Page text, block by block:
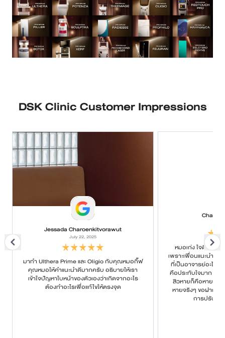
DSK Clinic Customer Impressions
Jessada Charoenkitvorawut
July 22, 2025
มาทำ Ulthera Prime และ Oligio กับคุณหมอกิ๊ฟ
คุณหมอให้คำแนะนำดีมากครับ อธิบายให้เรา
เข้าใจปัญหาใบหน้าของตัวเองว่าเกิดจากอะไร
ต้องทำอะไรเพื่อแก้ไขให้ตรงจุด
หมอเก่ง ใจดี ค่อย
เพราะเพื่อนแนะนำม
ที่เป็นอาจารย์อะไร
คือประทับใจมาก ให้ค
สิวหายก็คือหาย หา
หายจริงๆ ขอฝากเ
การปรับรู